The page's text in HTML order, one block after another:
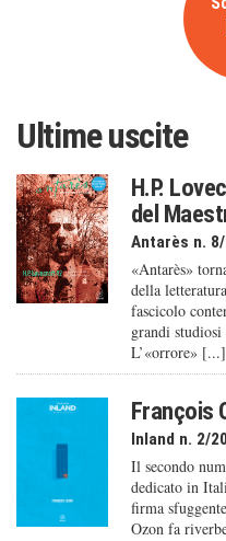
Ultime uscite
H.P.
del
Antarès n.
«Antarès»
della
fascicolo
grandi
L’«orrore» [...]
François
Inland n. 2/
Il secondo
dedicato in
firma
Ozon fa